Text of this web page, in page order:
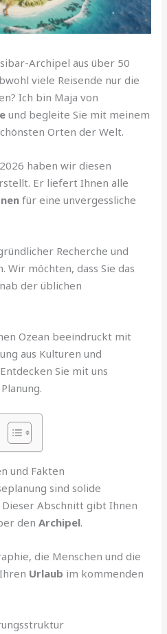
Archipel aus über 50
viele Reisende nur die
Ich bin Maja von
und begleite Sie mit meinem
Orten der Welt.
2026 haben wir diesen
Er liefert Ihnen alle
für eine unvergessliche
Recherche und
Wir möchten, dass Sie das
der üblichen
Ozean beeindruckt mit
aus Kulturen und
Sie mit uns
und Fakten
sind solide
Dieser Abschnitt gibt Ihnen
denArchipel.
die Menschen und die
Urlaub im kommenden